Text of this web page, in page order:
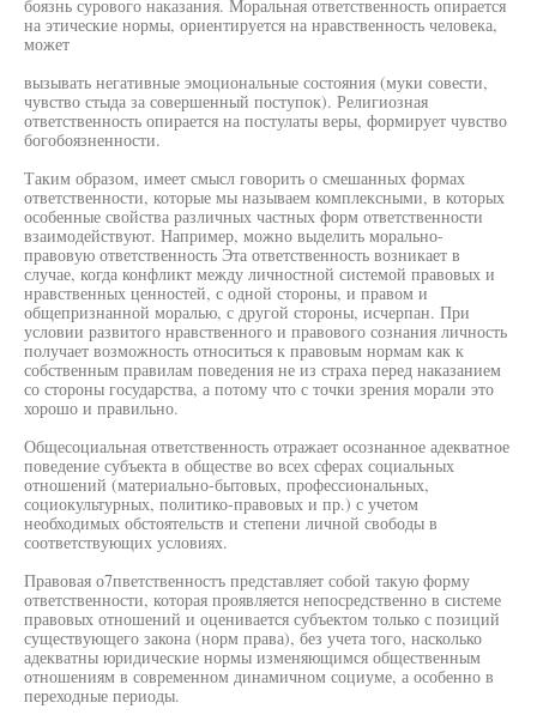
боязнь сурового наказания. Моральная ответственность опирается
на этические нормы, ориентируется на нравственность человека,
может
вызывать негативные эмоциональные состояния (муки совести,
чувство стыда за совершенный поступок). Религиозная
ответственность опирается на постулаты веры, формирует чувство
богобоязненности.
Таким образом, имеет смысл говорить о смешанных формах
ответственности, которые мы называем комплексными, в которых
особенные свойства различных частных форм ответственности
взаимодействуют. Например, можно выделить морально-
правовую ответственность Эта ответственность возникает в
случае, когда конфликт между личностной системой правовых и
нравственных ценностей, с одной стороны, и правом и
общепризнанной моралью, с другой стороны, исчерпан. При
условии развитого нравственного и правового сознания личность
получает возможность относиться к правовым нормам как к
собственным правилам поведения не из страха перед наказанием
со стороны государства, а потому что с точки зрения морали это
хорошо и правильно.
Общесоциальная ответственность отражает осознанное адекватное
поведение субъекта в обществе во всех сферах социальных
отношений (материально-бытовых, профессиональных,
социокультурных, политико-правовых и пр.) с учетом
необходимых обстоятельств и степени личной свободы в
соответствующих условиях.
Правовая о7пветственностъ представляет собой такую форму
ответственности, которая проявляется непосредственно в системе
правовых отношений и оценивается субъектом только с позиций
существующего закона (норм права), без учета того, насколько
адекватны юридические нормы изменяющимся общественным
отношениям в современном динамичном социуме, а особенно в
переходные периоды.